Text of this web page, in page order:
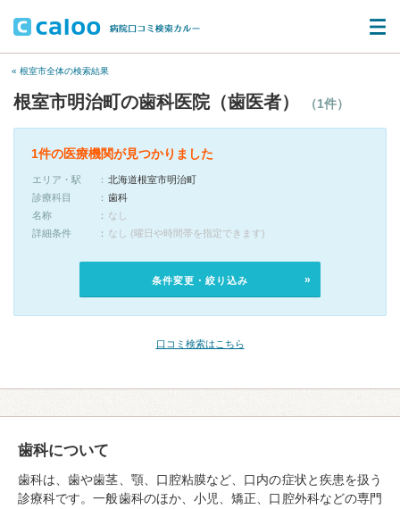
« 根室市全体の検索結果
根室市明治町の歯科医院（歯医者） （1件）
1件の医療機関が見つかりました
エリア・駅
北海道根室市明治町
診療科目
歯科
名称
なし
詳細条件
なし (曜日や時間帯を指定できます)
条件変更・絞り込み
口コミ検索はこちら
歯科について
歯科は、歯や歯茎、顎、口腔粘膜など、口内の症状と疾患を扱う
診療科です。一般歯科のほか、小児、矯正、口腔外科などの専門